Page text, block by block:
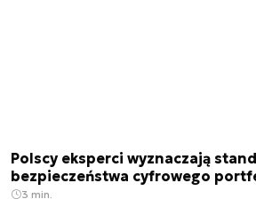
Polscy eksperci wyznaczają
bezpieczeństwa cyfrowego
3 min.